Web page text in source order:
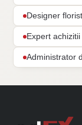
Designer
Expert
Administrator